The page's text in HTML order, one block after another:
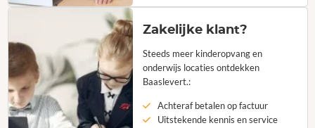
Zakelijke klant?
Steeds meer kinderopvang en
onderwijs locaties ontdekken
Baaslevert.:
Achteraf betalen op factuur
Uitstekende kennis en service